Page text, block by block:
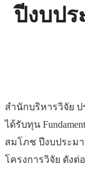
ปีงบปร
สำนักบริหารวิจัย
ได้รับทุน
สมโภช ปีงบประมา
โครงการวิจัย ดัง